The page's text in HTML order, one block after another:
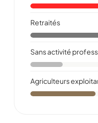
Retraités
Sans activité
Agriculteurs